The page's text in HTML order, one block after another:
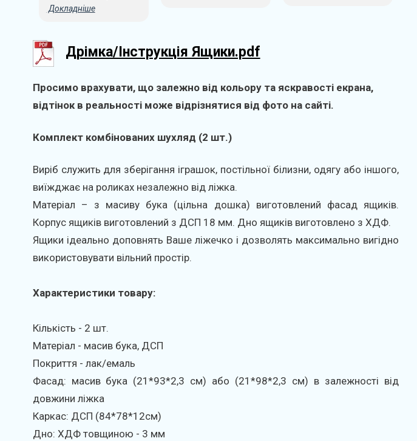
Докладніше
Дрімка/Інструкція Ящики.pdf
Просимо врахувати, що залежно від кольору та яскравості екрана,
відтінок в реальності може відрізнятися від фото на сайті.
Комплект комбінованих шухляд (2 шт.)
Виріб служить для зберігання іграшок, постільної білизни, одягу або іншого,
виїжджає на роликах незалежно від ліжка.
Матеріал – з масиву бука (цільна дошка) виготовлений фасад ящиків.
Корпус ящиків виготовлений з ДСП 18 мм. Дно ящиків виготовлено з ХДФ.
Ящики ідеально доповнять Ваше ліжечко і дозволять максимально вигідно
використовувати вільний простір.
Характеристики товару:
Кількість - 2 шт.
Матеріал - масив бука, ДСП
Покриття - лак/емаль
Фасад: масив бука (21*93*2,3 см) або (21*98*2,3 см) в залежності від
довжини ліжка
Каркас: ДСП (84*78*12см)
Дно: ХДФ товщиною - 3 мм